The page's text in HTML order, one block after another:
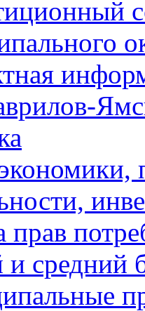
прав
средний